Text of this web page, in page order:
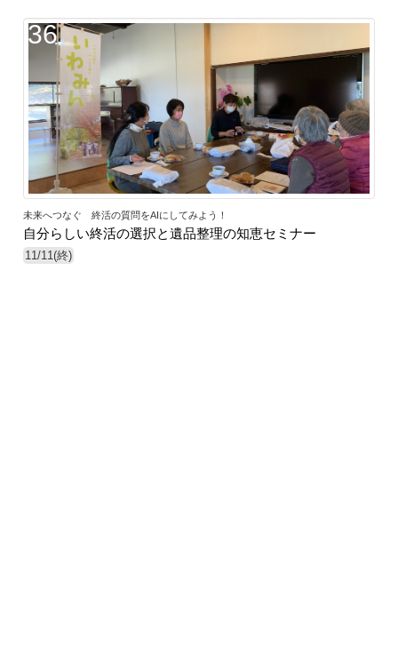
36
未来へつなぐ 終活の質問をAIにしてみよう！
自分らしい終活の選択と遺品整理の知恵セミナー
11/11(終)